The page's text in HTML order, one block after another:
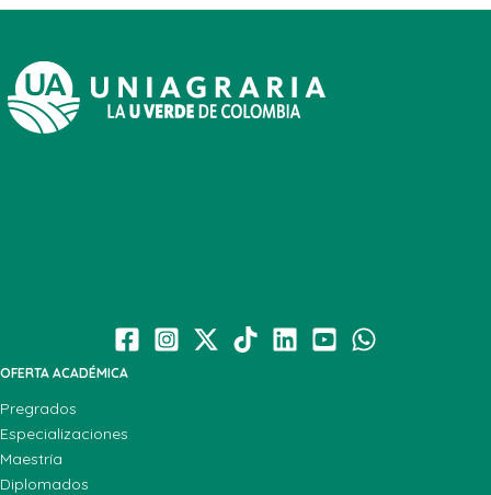
OFERTA ACADÉMICA
Pregrados
Especializaciones
Maestría
Diplomados